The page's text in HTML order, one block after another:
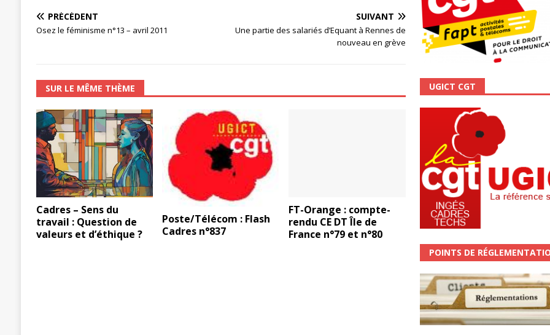
PRÉCÉDENT
Osez le féminisme n°13 – avril 2011
SUIVANT
Une partie des salariés d’Equant à Rennes de
nouveau en grève
SUR LE MÊME THÈME
Cadres – Sens du
travail : Question de
valeurs et d’éthique ?
Poste/Télécom : Flash
Cadres n°837
FT-Orange : compte-
rendu CE DT Île de
France n°79 et n°80
UGICT CGT
POINTS DE